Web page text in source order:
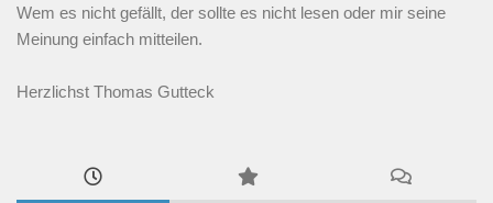
Wem es nicht gefällt, der sollte es nicht lesen oder mir seine
Meinung einfach mitteilen.
Herzlichst Thomas Gutteck